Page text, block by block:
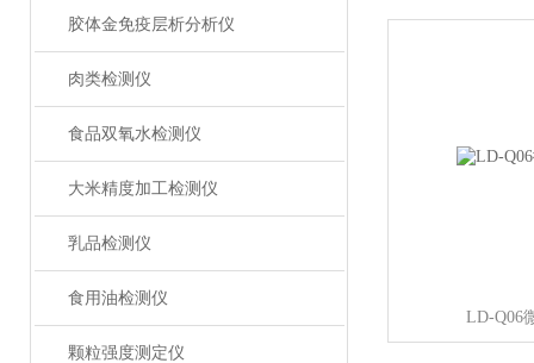
胶体金免疫层析分析仪
肉类检测仪
食品双氧水检测仪
大米精度加工检测仪
乳品检测仪
食用油检测仪
颗粒强度测定仪
LD-Q06